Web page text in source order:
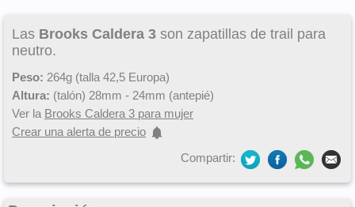
Las Brooks Caldera 3 son zapatillas de trail para
neutro.
Peso: 264g (talla 42,5 Europa)
Altura: (talón) 28mm - 24mm (antepié)
Ver la Brooks Caldera 3 para mujer
Crear una alerta de precio
Compartir: